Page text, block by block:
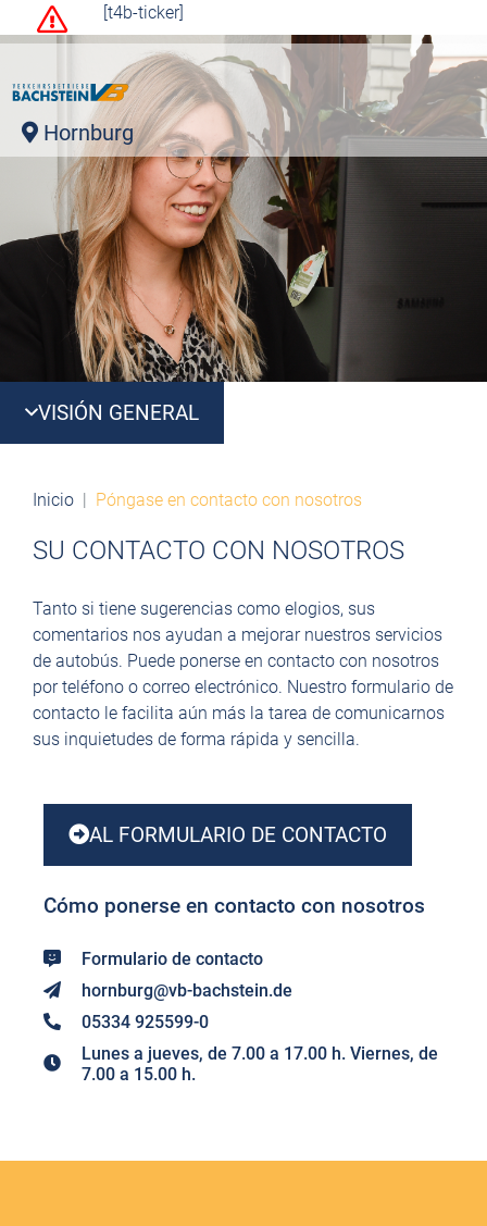
[t4b-ticker]
Hornburg
VISIÓN GENERAL
Inicio Póngase en contacto con nosotros
SU CONTACTO CON NOSOTROS
Tanto si tiene sugerencias como elogios, sus
comentarios nos ayudan a mejorar nuestros servicios
de autobús. Puede ponerse en contacto con nosotros
por teléfono o correo electrónico. Nuestro formulario de
contacto le facilita aún más la tarea de comunicarnos
sus inquietudes de forma rápida y sencilla.
AL FORMULARIO DE CONTACTO
Cómo ponerse en contacto con nosotros
Formulario de contacto
hornburg@vb-bachstein.de
05334 925599-0
Lunes a jueves, de 7.00 a 17.00 h. Viernes, de
7.00 a 15.00 h.